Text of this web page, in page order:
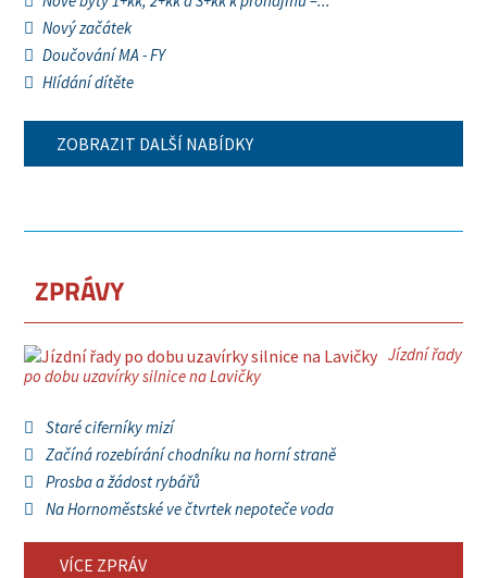
Nový začátek
Doučování MA - FY
Hlídání dítěte
ZOBRAZIT DALŠÍ NABÍDKY
ZPRÁVY
Jízdní řady
po dobu uzavírky silnice na Lavičky
Staré ciferníky mizí
Začíná rozebírání chodníku na horní straně
Prosba a žádost rybářů
Na Hornoměstské ve čtvrtek nepoteče voda
VÍCE ZPRÁV